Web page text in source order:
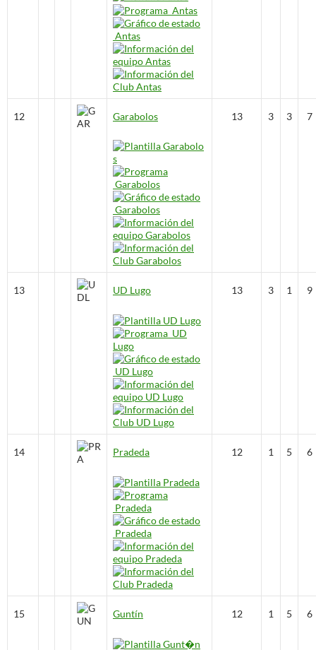
12 Garabolos 13 3 3 7
13 UD Lugo 13 3 1 9
14 Pradeda 12 1 5 6
15 Guntín 12 1 5 6